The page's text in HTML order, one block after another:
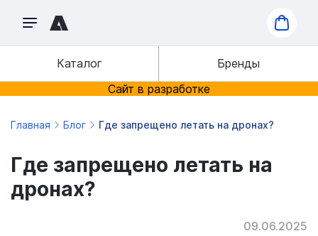
Каталог
Бренды
Сайт в разработке
Главная Блог Где запрещено летать на дронах?
Где запрещено летать на
дронах?
09.06.2025